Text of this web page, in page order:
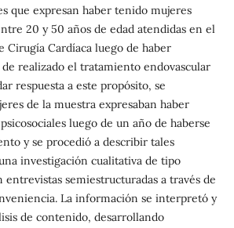
que expresan haber tenido mujeres
20 y 50 años de edad atendidas en el
Cirugía Cardíaca luego de haber
realizado el tratamiento endovascular
respuesta a este propósito, se
de la muestra expresaban haber
luego de un año de haberse
y se procedió a describir tales
investigación cualitativa de tipo
semiestructuradas a través de
La información se interpretó y
de contenido, desarrollando